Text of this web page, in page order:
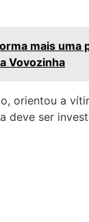
mais uma
Vovozinha
orientou a
deve ser